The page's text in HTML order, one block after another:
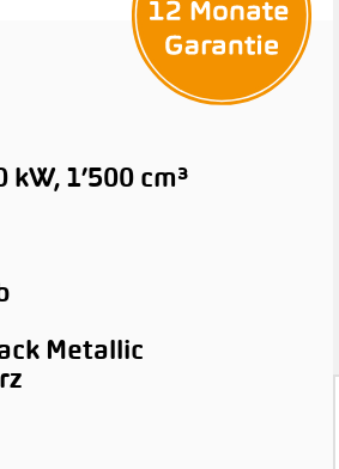
kW, 1’500 cm³
Metallic